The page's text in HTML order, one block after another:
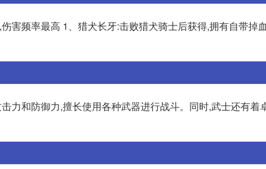
害频率最高 1、猎犬长牙:击败猎犬骑士后获得,拥有自带掉
力和防御力,擅长使用各种武器进行战斗。同时,武士还有着